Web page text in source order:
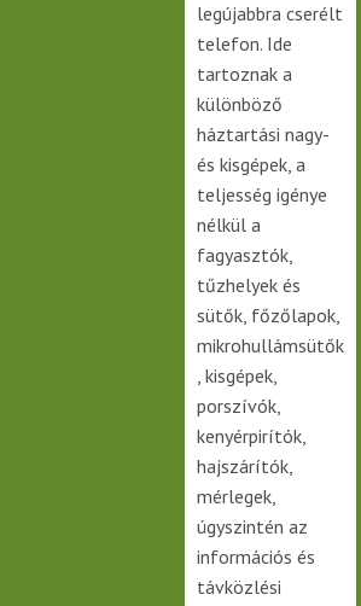
legújabbra cserélt
telefon. Ide
tartoznak a
különböző
háztartási nagy-
és kisgépek, a
teljesség igénye
nélkül a
fagyasztók,
tűzhelyek és
sütők, főzőlapok,
mikrohullámsütők
, kisgépek,
porszívók,
kenyérpirítók,
hajszárítók,
mérlegek,
úgyszintén az
információs és
távközlési